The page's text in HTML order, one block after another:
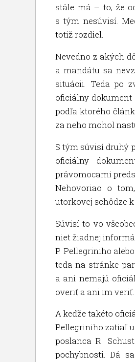
stále má – to, že
s tým nesúvisí.
totiž rozdiel.
Nevedno z akých
a mandátu sa
situácii. Teda po
oficiálny dokument
podľa ktorého
za neho mohol
S tým súvisí druhý
oficiálny
právomocami
Nehovoriac o
utorkovej schôdze
Súvisí to vo
niet žiadnej
P. Pellegriniho
teda na stránke
a ani nemajú
overiť a ani im veriť.
A keďže takéto
Pellegriniho zatiaľ
poslanca R.
pochybnosti. Dá